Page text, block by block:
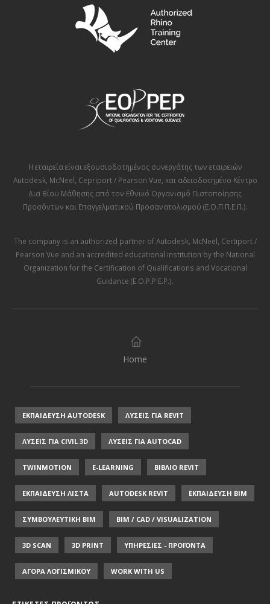
Η εταιρεία είναι εξουσιοδοτημένος συνεργάτης των εταιρειών
Autodesk, McNeel, Cepriport / Pearson Vue, και αδειοδοτημένο Κέντρο
Δια Βίου Μάθησης από τον Εθνικό Οργανισμό Πιστοποίησης
Προσόντων και Επαγγελματικού Προσανατολισμού (Ε.Ο.Π.Π.Ε.Π.).
The company is an authorized partner ofAutodesk, McNeel, Certiport /
Pearson Vue and an accredited educational institution by the National
Organization for the Certification of Qualifications and Vocational
Guidance (E.O.P.P.E.P.).
Home
ΕΚΠΑΙΔΕΥΣΗ AUTODESK ΛΥΣΕΙΣ ΓΙΑ REVIT
ΛΥΣΕΙΣ ΓΙΑ CIVIL 3D ΛΥΣΕΙΣ ΓΙΑ AUTOCAD
TWINMOTION E-LEARNING ΒΙΒΛΙΟ REVIT
ΕΚΠΑΙΔΕΥΣΗ ΛΙΣΤΑ AUTODESK REVIT ΕΚΠΑΙΔΕΥΣΗ ΒΙΜ
ΣΥΜΒΟΥΛΕΥΤΙΚΗ ΒΙΜ BIM / CAD / VISUALIZATION
3D SCAN 3D PRINT ΥΠΗΡΕΣΙΕΣ - ΠΡΟΪΟΝΤΑ
ΑΓΟΡΑ ΛΟΓΙΣΜΙΚΟΥ WORK WITH US